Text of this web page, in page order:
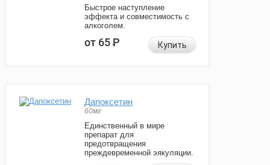
Быстрое наступление
эффекта и совместимость с
алкоголем.
от 65Р Купить
Дапоксетин
60мг
Единственный в мире
препарат для
предотвращения
преждевременной эякуляции.